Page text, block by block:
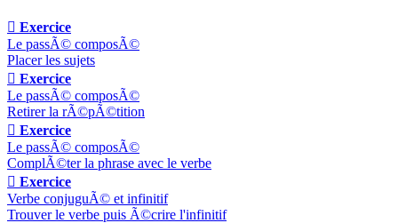
 Exercice
Le passÃ© composÃ©
Placer les sujets
 Exercice
Le passÃ© composÃ©
Retirer la rÃ©pÃ©tition
 Exercice
Le passÃ© composÃ©
ComplÃ©ter la phrase avec le verbe
 Exercice
Verbe conjuguÃ© et infinitif
Trouver le verbe puis Ã©crire l'infinitif